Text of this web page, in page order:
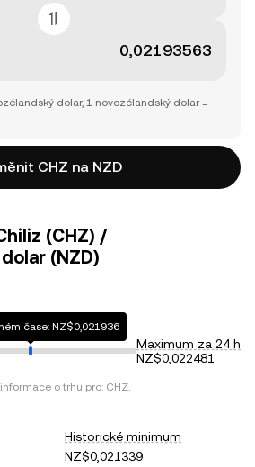
dolar, 1 novozélandský dolar =
CHZ na NZD
(CHZ) /
(NZD)
čase: NZ$0,021936
Maximum za 24 h
NZ$0,022481
o trhu pro: CHZ.
Historické minimum
NZ$0,021339